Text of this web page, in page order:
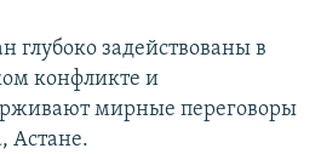
глубоко задействованы в
конфликте и
мирные переговоры
Астане.